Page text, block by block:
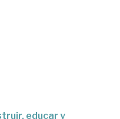
educar y